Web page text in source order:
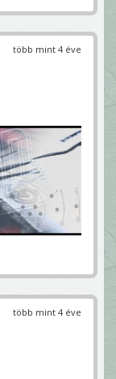
több mint 4 éve
több mint 4 éve